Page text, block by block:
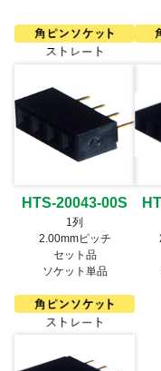
ログイン
ご利用ガイド
お問い合わせ窓口
会社情報
HTS-20043-00S
1列
2.00mmピッチ
セット品
ソケット単品